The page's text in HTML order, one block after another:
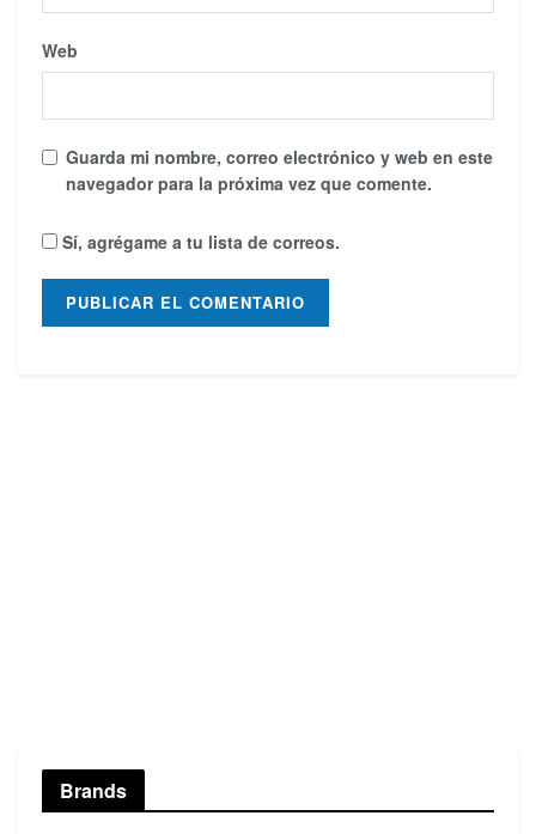
Web
Guarda mi nombre, correo electrónico y web en este
navegador para la próxima vez que comente.
Sí, agrégame a tu lista de correos.
Brands